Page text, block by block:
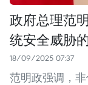
政府总理范
统安全威胁
18/09/2025 07:37
范明政强调，